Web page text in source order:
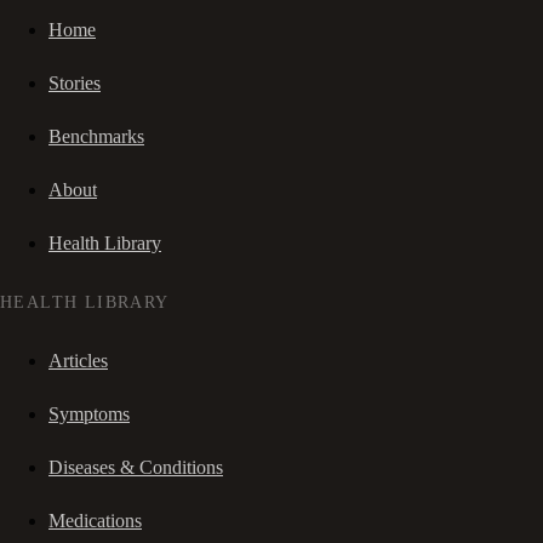
Home
Stories
Benchmarks
About
Health Library
HEALTH LIBRARY
Articles
Symptoms
Diseases & Conditions
Medications